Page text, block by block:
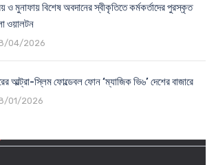
ও মুনাফায় বিশেষ অবদানের স্বীকৃতিতে কর্মকর্তাদের পুরস্কৃত
ওয়ালটন
04/2026
আল্ট্রা-স্লিম ফোল্ডেবল ফোন ‘ম্যাজিক ভি৬’ দেশের বাজারে
01/2026